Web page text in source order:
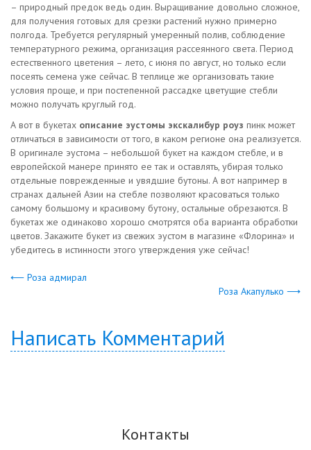
– природный предок ведь один. Выращивание довольно сложное,
для получения готовых для срезки растений нужно примерно
полгода. Требуется регулярный умеренный полив, соблюдение
температурного режима, организация рассеянного света. Период
естественного цветения – лето, с июня по август, но только если
посеять семена уже сейчас. В теплице же организовать такие
условия проще, и при постепенной рассадке цветущие стебли
можно получать круглый год.
А вот в букетах описание эустомы экскалибур роуз пинк может
отличаться в зависимости от того, в каком регионе она реализуется.
В оригинале эустома – небольшой букет на каждом стебле, и в
европейской манере принято ее так и оставлять, убирая только
отдельные поврежденные и увядшие бутоны. А вот например в
странах дальней Азии на стебле позволяют красоваться только
самому большому и красивому бутону, остальные обрезаются. В
букетах же одинаково хорошо смотрятся оба варианта обработки
цветов. Закажите букет из свежих эустом в магазине «Флорина» и
убедитесь в истинности этого утверждения уже сейчас!
⟵ Роза адмирал
Роза Акапулько ⟶
Написать Комментарий
Контакты